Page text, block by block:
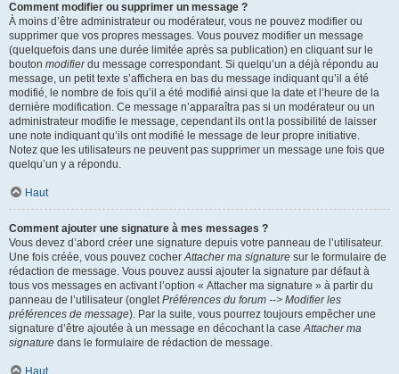
Comment modifier ou supprimer un message ?
À moins d’être administrateur ou modérateur, vous ne pouvez modifier ou
supprimer que vos propres messages. Vous pouvez modifier un message
(quelquefois dans une durée limitée après sa publication) en cliquant sur le
bouton modifierdu message correspondant. Si quelqu’un a déjà répondu au
message, un petit texte s’affichera en bas du message indiquant qu’il a été
modifié, le nombre de fois qu’il a été modifié ainsi que la date et l’heure de la
dernière modification. Ce message n’apparaîtra pas si un modérateur ou un
administrateur modifie le message, cependant ils ont la possibilité de laisser
une note indiquant qu’ils ont modifié le message de leur propre initiative.
Notez que les utilisateurs ne peuvent pas supprimer un message une fois que
quelqu’un y a répondu.
Haut
Comment ajouter une signature à mes messages ?
Vous devez d’abord créer une signature depuis votre panneau de l’utilisateur.
Une fois créée, vous pouvez cocherAttacher ma signature sur le formulaire de
rédaction de message. Vous pouvez aussi ajouter la signature par défaut à
tous vos messages en activant l’option « Attacher ma signature » à partir du
panneau de l’utilisateur (ongletPréférences du forum --> Modifier les
préférences de message). Par la suite, vous pourrez toujours empêcher une
signature d’être ajoutée à un message en décochant la caseAttacher ma
signature dans le formulaire de rédaction de message.
Haut